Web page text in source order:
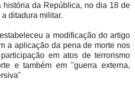
história da República, no dia 18 de
ditadura militar.
a modificação do artigo
a aplicação da pena de morte nos
em atos de terrorismo
e também em "guerra externa,